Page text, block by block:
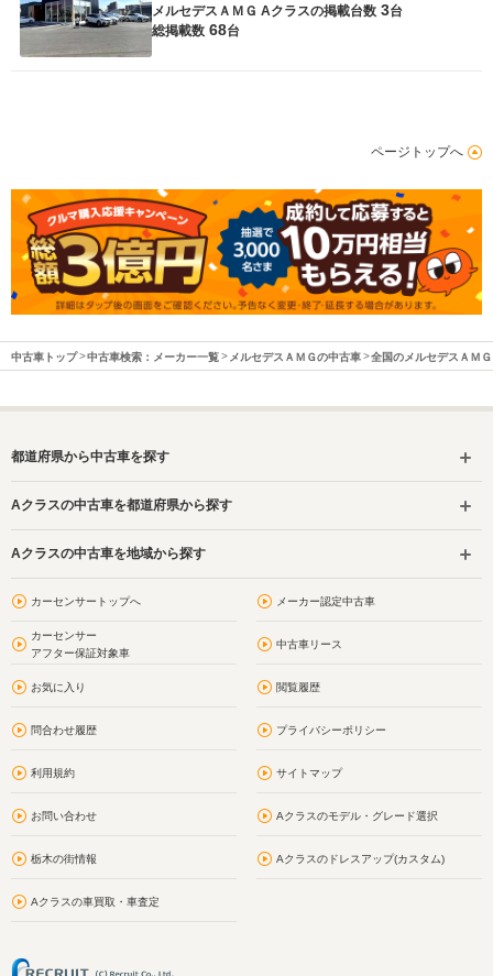
メルセデスＡＭＧ Aクラスの掲載台数 3台
総掲載数 68台
ページトップへ
中古車トップ 中古車検索：メーカー一覧 メルセデスＡＭＧの中古車 全国のメルセデスＡＭＧ
都道府県から中古車を探す
Aクラスの中古車を都道府県から探す
Aクラスの中古車を地域から探す
カーセンサートップへ メーカー認定中古車
カーセンサー
アフター保証対象車
中古車リース
お気に入り 閲覧履歴
問合わせ履歴 プライバシーポリシー
利用規約 サイトマップ
お問い合わせ Aクラスのモデル・グレード選択
栃木の街情報 Aクラスのドレスアップ(カスタム)
Aクラスの車買取・車査定